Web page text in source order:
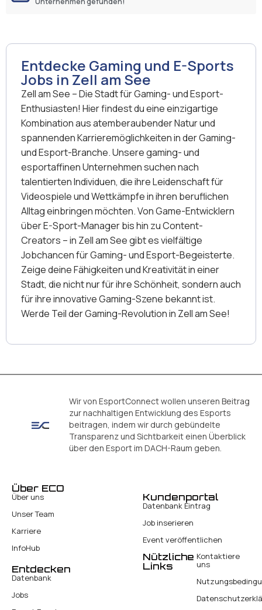
Entdecke Gaming und E-Sports
Jobs in Zell am See
Zell am See – Die Stadt für Gaming- und Esport-
Enthusiasten! Hier findest du eine einzigartige
Kombination aus atemberaubender Natur und
spannenden Karrieremöglichkeiten in der Gaming-
und Esport-Branche. Unsere gaming- und
esportaffinen Unternehmen suchen nach
talentierten Individuen, die ihre Leidenschaft für
Videospiele und Wettkämpfe in ihren beruflichen
Alltag einbringen möchten. Von Game-Entwicklern
über E-Sport-Manager bis hin zu Content-
Creators – in Zell am See gibt es vielfältige
Jobchancen für Gaming- und Esport-Begeisterte.
Zeige deine Fähigkeiten und Kreativität in einer
Stadt, die nicht nur für ihre Schönheit, sondern auch
für ihre innovative Gaming-Szene bekannt ist.
Werde Teil der Gaming-Revolution in Zell am See!
Wir von EsportConnect wollen unseren Beitrag
zur nachhaltigen Entwicklung des Esports
beitragen, indem wir durch gebündelte
Transparenz und Sichtbarkeit einen Überblick
über den Esport im DACH-Raum geben.
Über ECO
Über uns
Unser Team
Karriere
InfoHub
Kundenportal
Datenbank Eintrag
Job inserieren
Event veröffentlichen
Entdecken
Datenbank
Jobs
Nützliche
Links
Kontaktiere
uns